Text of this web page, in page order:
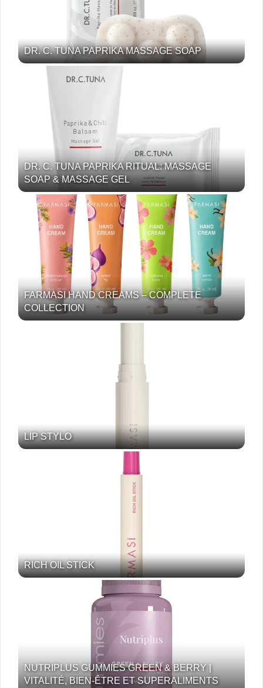
DR. C. TUNA PAPRIKA MASSAGE SOAP
DR. C. TUNA PAPRIKA RITUAL: MASSAGE
SOAP & MASSAGE GEL
FARMASI HAND CREAMS – COMPLETE
COLLECTION
LIP STYLO
RICH OIL STICK
NUTRIPLUS GUMMIES GREEN & BERRY |
VITALITÉ, BIEN-ÊTRE ET SUPERALIMENTS